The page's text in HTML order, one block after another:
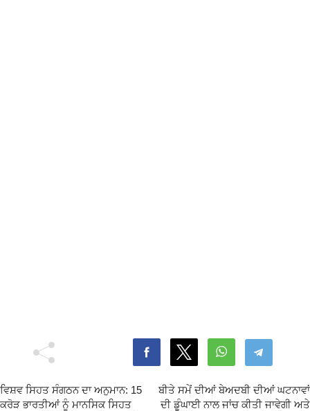
ਵਿਸ਼ਵ ਸਿਹਤ ਸੰਗਠਨ ਦਾ ਅਨੁਮਾਨ: 15
ਕਰੋੜ ਭਾਰਤੀਆਂ ਨੂੰ ਮਾਨਸਿਕ ਸਿਹਤ
ਬੀਤੇ ਸਮੇਂ ਦੀਆਂ ਬੇਅਦਬੀ ਦੀਆਂ ਘਟਨਾਵਾਂ
ਦੀ ਡੂੰਘਾਈ ਨਾਲ ਜਾਂਚ ਕੀਤੀ ਜਾਵੇਗੀ ਅਤੇ